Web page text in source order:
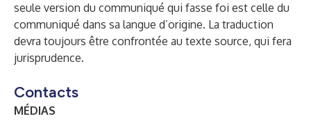
seule version du communiqué qui fasse foi est celle du
communiqué dans sa langue d’origine. La traduction
devra toujours être confrontée au texte source, qui fera
jurisprudence.
Contacts
MÉDIAS